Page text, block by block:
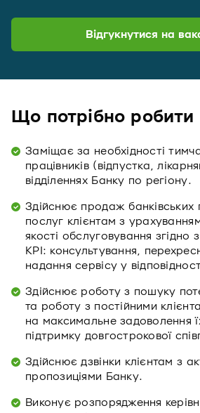
Відгукнутися на
Що потрібно робити
Заміщає за необхідності
працівників (відпустка,
відділеннях Банку по регіону.
Здійснює продаж банківських
послуг клієнтам з
якості обслуговування згідно
KPI: консультування,
надання сервісу у
Здійснює роботу з пошуку
та роботу з постійними
на максимальне задоволення
підтримку довгострокової
Здійснює дзвінки клієнтам з
пропозиціями Банку.
Виконує розпорядження